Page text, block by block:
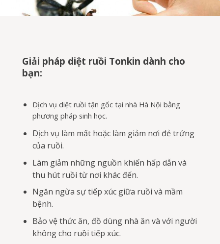
Giải pháp diệt ruồi Tonkin dành cho
bạn:
Dịch vụ diệt ruồi tận gốc tại nhà Hà Nội bằng
phương pháp sinh học.
Dịch vụ làm mất hoặc làm giảm nơi đẻ trứng
của ruồi.
Làm giảm những nguồn khiến hấp dẫn và
thu hút ruồi từ nơi khác đến.
Ngăn ngừa sự tiếp xúc giữa ruồi và mầm
bệnh.
Bảo vệ thức ăn, đồ dùng nhà ăn và với người
không cho ruồi tiếp xúc.